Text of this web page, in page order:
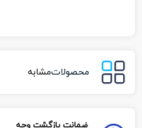
محصولاتمشابه
ضمانت بازگشت وجه